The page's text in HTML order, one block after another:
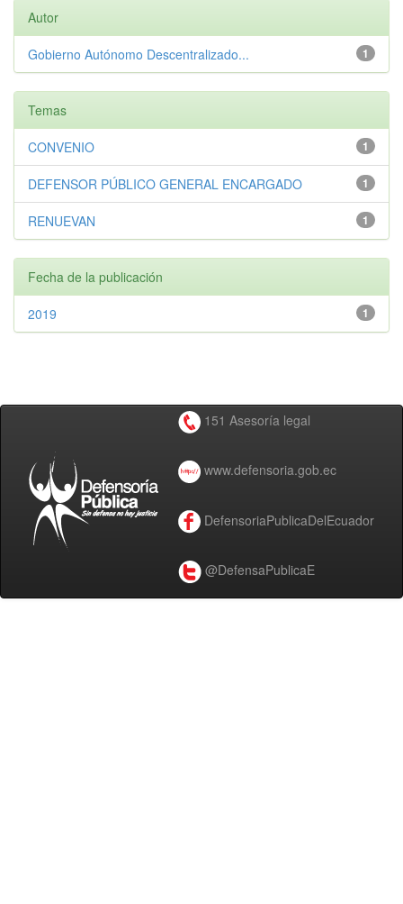
Autor
1
Gobierno Autónomo Descentralizado...
Temas
1
CONVENIO
1
DEFENSOR PÚBLICO GENERAL ENCARGADO
1
RENUEVAN
Fecha de la publicación
1
2019
151 Asesoría legal
www.defensoria.gob.ec
DefensoriaPublicaDelEcuador
@DefensaPublicaE